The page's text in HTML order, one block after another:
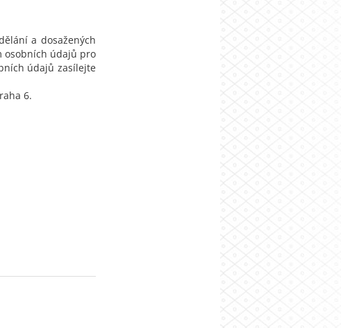
a dosažených
osobních údajů pro
údajů zasílejte
6.